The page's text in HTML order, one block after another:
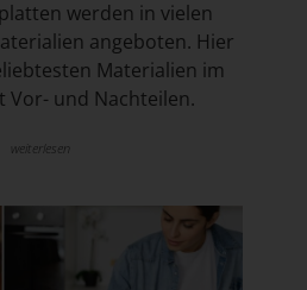
werden in vielen
angeboten. Hier
Materialien im
Vor- und Nachteilen.
weiterlesen